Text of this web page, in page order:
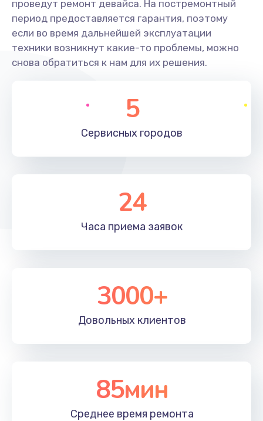
проведут ремонт девайса. На постремонтный
период предоставляется гарантия, поэтому
если во время дальнейшей эксплуатации
техники возникнут какие-то проблемы, можно
снова обратиться к нам для их решения.
5
Сервисных городов
24
Часа приема заявок
3000+
Довольных клиентов
85мин
Среднее время ремонта